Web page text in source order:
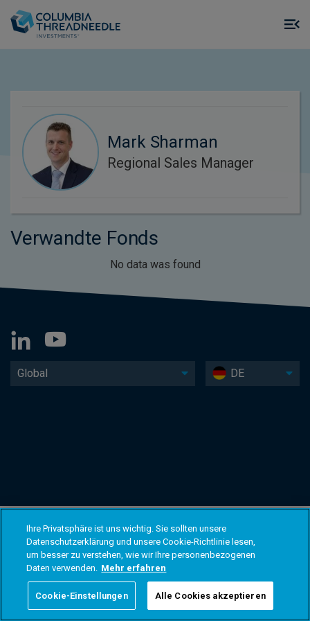
Mark Sharman
Regional Sales Manager
Verwandte Fonds
No data was found
Global DE
Ihre Privatsphäre ist uns wichtig. Sie sollten unsere
Datenschutzerklärung und unsere Cookie-Richtlinie lesen,
um besser zu verstehen, wie wir Ihre personenbezogenen
Daten verwenden. Mehr erfahren
Cookie-Einstellungen Alle Cookies akzeptieren